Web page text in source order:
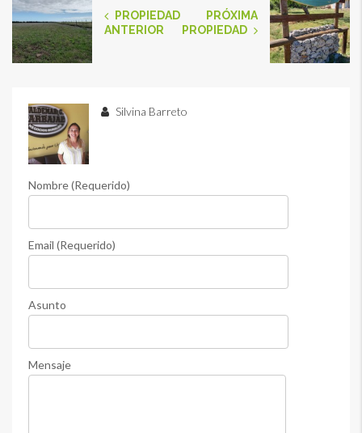
PROPIEDAD
ANTERIOR
PRÓXIMA
PROPIEDAD
Silvina Barreto
Nombre (Requerido)
Email (Requerido)
Asunto
Mensaje